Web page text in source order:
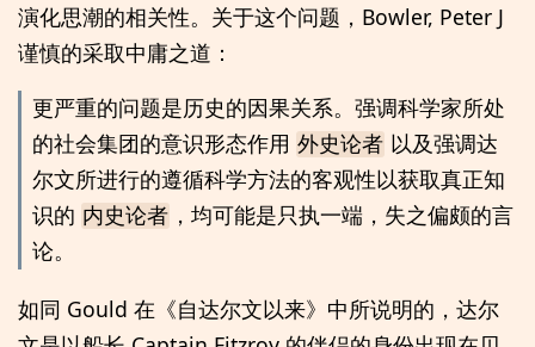
演化思潮的相关性。关于这个问题，Bowler, Peter J
谨慎的采取中庸之道：
更严重的问题是历史的因果关系。强调科学家所处
的社会集团的意识形态作用 外史论者 以及强调达
尔文所进行的遵循科学方法的客观性以获取真正知
识的 内史论者 ，均可能是只执一端，失之偏颇的言
论。
如同 Gould 在《自达尔文以来》中所说明的，达尔